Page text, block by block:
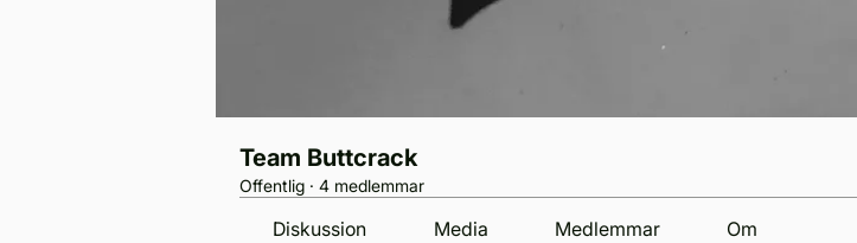
Team Buttcrack
Offentlig · 4 medlemmar
Diskussion Media Medlemmar Om